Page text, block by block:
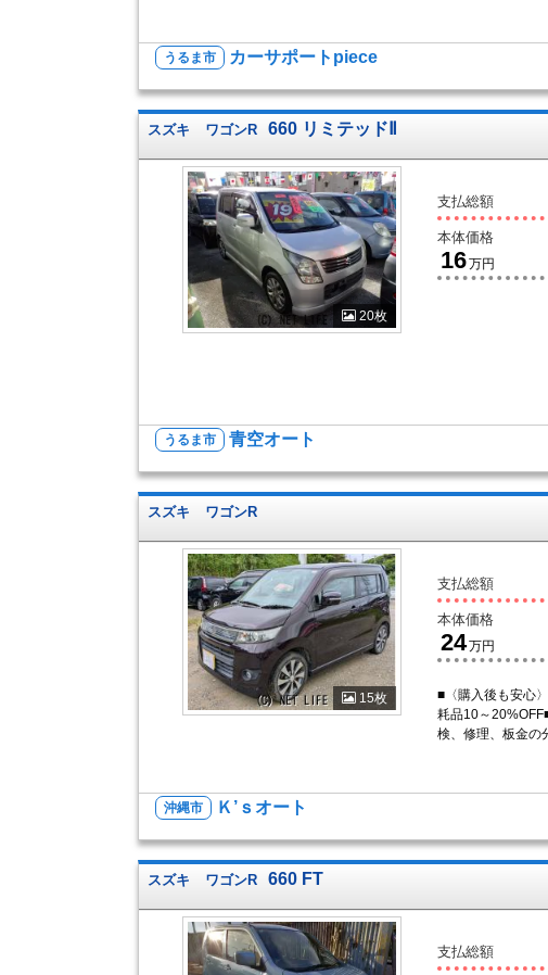
うるま市 カーサポートpiece
スズキ ワゴンR 660 リミテッドⅡ
20枚
支払総額
本体価格
16万円
うるま市 青空オート
スズキ ワゴンR
15枚
支払総額
本体価格
24万円
■〈購入後も安心
耗品10～
検、修理、板金の
沖縄市 Ｋ’ｓオート
スズキ ワゴンR 660 FT
支払総額